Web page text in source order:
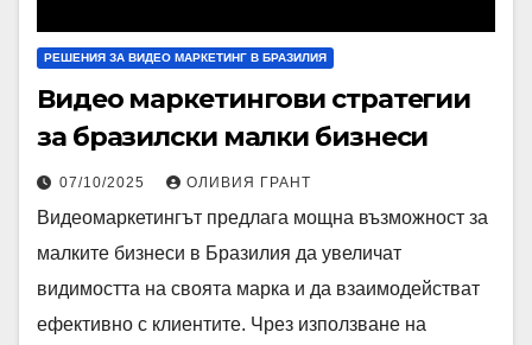
РЕШЕНИЯ ЗА ВИДЕО МАРКЕТИНГ В БРАЗИЛИЯ
Видео маркетингови стратегии
за бразилски малки бизнеси
07/10/2025 ОЛИВИЯ ГРАНТ
Видеомаркетингът предлага мощна възможност за
малките бизнеси в Бразилия да увеличат
видимостта на своята марка и да взаимодействат
ефективно с клиентите. Чрез използване на